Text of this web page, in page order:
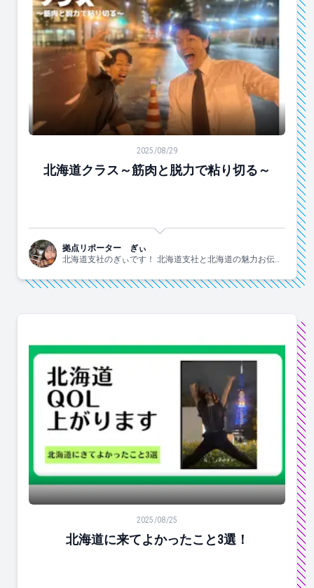
2025/08/29
北海道クラス～筋肉と脱力で粘り切る～
拠点リポーター ぎぃ
北海道支社のぎぃです！ 北海道支社と北海道の魅力お伝え
2025/08/25
北海道に来てよかったこと3選！